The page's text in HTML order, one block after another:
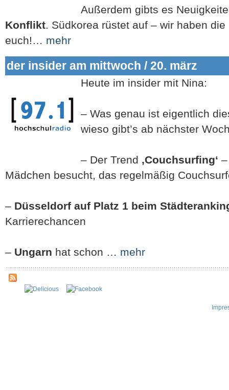
Außerdem gibts es
Konflikt. Südkorea rüstet auf – wir haben
euch!… mehr
der insider am mittwoch / 20. märz
Heute im insider mit Nina:
– Was genau ist eigentlich
wieso gibt’s ab nächster
– Der Trend ‚Couchsurfing‘
Mädchen besucht, das regelmäßig
– Düsseldorf auf Platz 1 beim
Karrierechancen
– Ungarn hat schon … mehr